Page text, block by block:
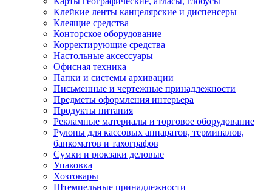
Клейкие ленты канцелярские и диспенсеры
Клеящие средства
Конторское оборудование
Корректирующие средства
Настольные аксессуары
Офисная техника
Папки и системы архивации
Письменные и чертежные принадлежности
Предметы оформления интерьера
Продукты питания
Рекламные материалы и торговое оборудование
Рулоны для кассовых аппаратов, терминалов,
банкоматов и тахографов
Сумки и рюкзаки деловые
Упаковка
Хозтовары
Штемпельные принадлежности